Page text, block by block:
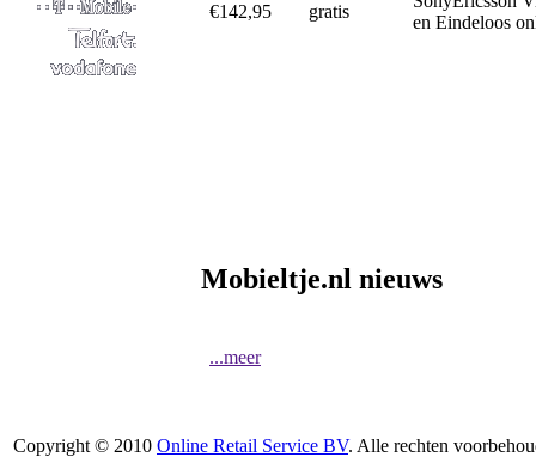
€142,95
gratis
en Eindeloos
Mobieltje.nl nieuws
...meer
Copyright © 2010 Online Retail Service BV. Alle rechten